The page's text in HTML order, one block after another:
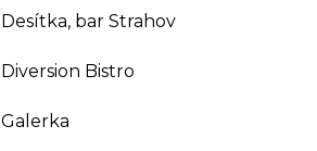
Desítka, bar Strahov
Diversion Bistro
Galerka